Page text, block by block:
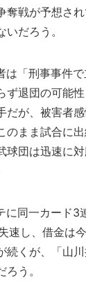
奪戦が予想さ
だろう。
「刑事事件
ず退団の可能
だが、被害者
のまま試合に
球団は迅速に
同一カード3
速し、借金は
続くが、「山
う。